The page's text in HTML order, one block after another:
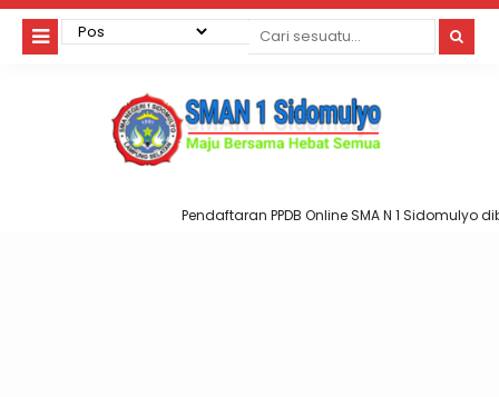
Pendaftaran PPDB Online SMA N 1